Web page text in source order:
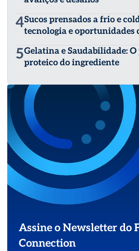
4Sucos prensados a frio e
tecnologia e oportunidades
5Gelatina e Saudabilidade:
proteico do ingrediente
Assine o Newsletter do
Connection